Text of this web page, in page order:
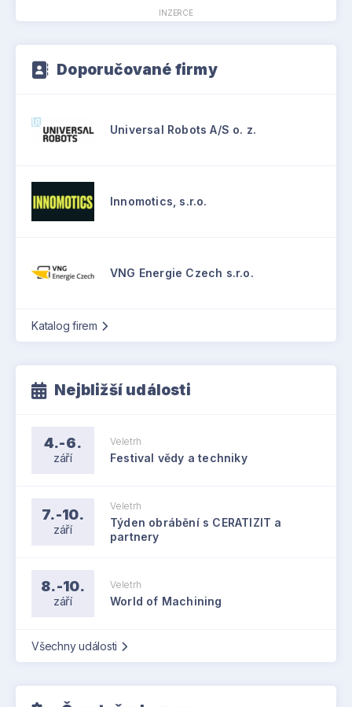
INZERCE
Doporučované firmy
Universal Robots A/S o. z.
Innomotics, s.r.o.
VNG Energie Czech s.r.o.
Katalog firem
Nejbližší události
4.-6.
září
Veletrh
Festival vědy a techniky
7.-10.
září
Veletrh
Týden obrábění s CERATIZIT a
partnery
8.-10.
září
Veletrh
World of Machining
Všechny události